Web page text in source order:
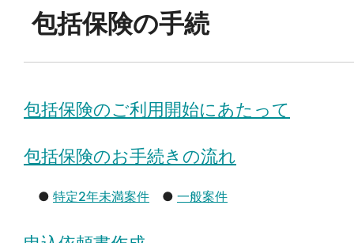
包括保険の手続
包括保険のご利用開始にあたって
包括保険のお手続きの流れ
● 特定2年未満案件 ● 一般案件